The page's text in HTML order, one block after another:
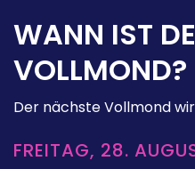
WANN IST
VOLLMOND?
Der nächste Vollmond
FREITAG, 28.